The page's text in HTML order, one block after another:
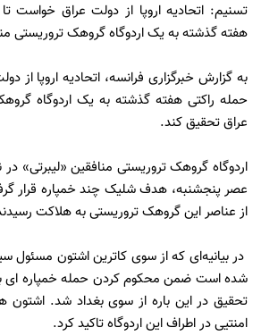
تسنیم: اتحادیه اروپا از دولت عراق خواست
هفته گذشته به یک اردوگاه گروهک تروریستی
به گزارش خبرگزاری فرانسه، اتحادیه اروپا از
حمله راکتی هفته گذشته به یک اردوگاه
عراق تحقیق کند.
اردوگاه گروهک تروریستی منافقین «لیبرتی» در
از عناصر این گروهک تروریستی به هلاکت
در بیانیه‌ای که از سوی کاترین اشتون مسئول
شده است ضمن محکوم کردن حمله خمپاره ای به
تحقیق در این باره از سوی بغداد شد. اشتون
امنتیی در اطراف این اردوگاه تاکید کرد.